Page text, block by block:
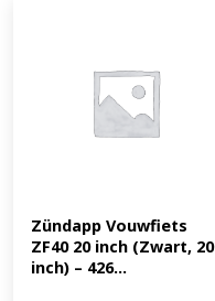
Zündapp Vouwfiets
ZF40 20 inch (Zwart, 20
inch) – 426...